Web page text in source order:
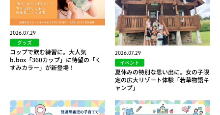
2026.07.29
グッズ
コップで飲む練習に。大人気
b.box「360カップ」に待望の「く
すみカラー」が新登場！
2026.07.29
イベント
夏休みの特別な思い出に。女の子限
定の広大リゾート体験「若草物語キ
ャンプ」